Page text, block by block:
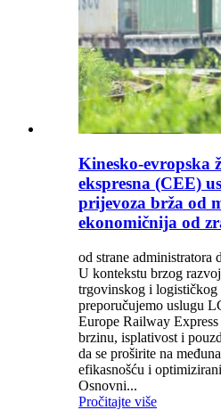
Kinesko-evropska
ekspresna (CEE)
prijevoza brža od
ekonomičnija od
od strane administratora
U kontekstu brzog
trgovinskog i logističkog
preporučujemo uslugu
Europe Railway
brzinu, isplativost i
da se proširite na
efikasnošću i
Osnovni...
Pročitajte više